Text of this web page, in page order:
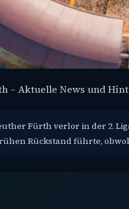
– Aktuelle News und
Fürth verlor in der 2.
Rückstand führte,